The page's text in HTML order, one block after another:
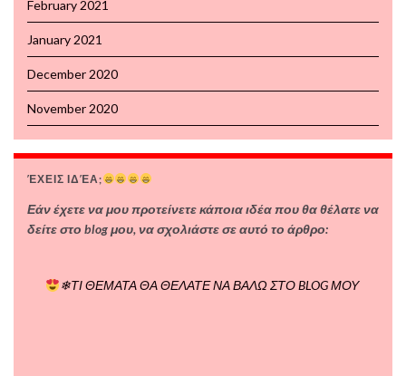
February 2021
January 2021
December 2020
November 2020
ΈΧΕΙΣ ΙΔΈΑ;
Εάν έχετε να μου προτείνετε κάποια ιδέα που θα θέλατε να
δείτε στο blog μου, να σχολιάστε σε αυτό το άρθρο:
❄ΤΙ ΘΕΜΑΤΑ ΘΑ ΘΕΛΑΤΕ ΝΑ ΒΑΛΩ ΣΤΟ BLOG ΜΟΥ